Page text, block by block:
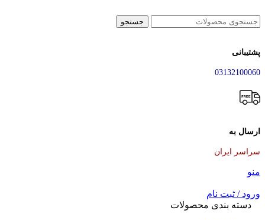
جستجو
پشتیبانی
03132100060
ارسال به
سراسر ایران
منو
ورود / ثبت نام
دسته بندی محصولات